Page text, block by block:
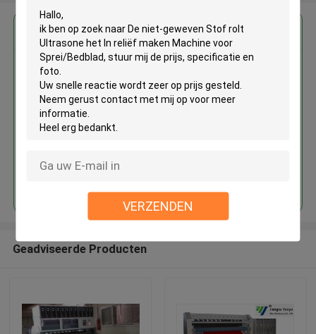
VERZENDEN
Krijg de beste prijs voor
Ultrasone het In reliëf maken
Machine voor Sprei/Bedblad
Geadviseerde Producten